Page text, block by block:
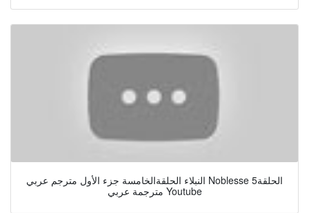
النبلاء الحلقةالخامسة جزء الأول مترجم عربي Noblesse الحلقة5
مترجمة عربي Youtube